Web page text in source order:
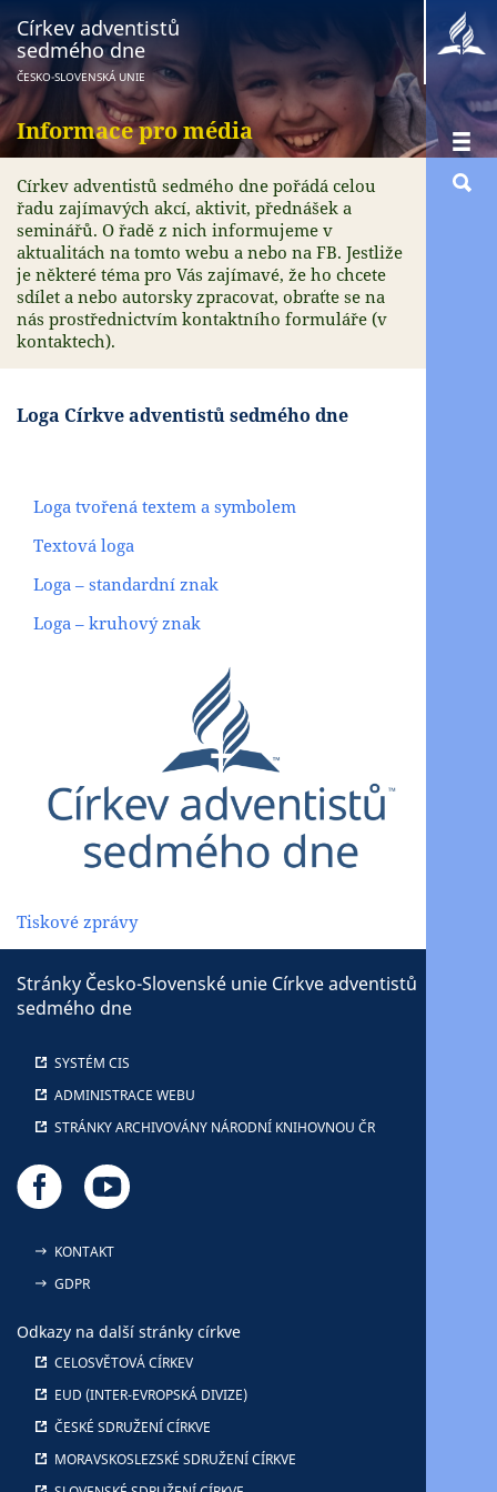
Církev adventistů
sedmého dne
ČESKO-SLOVENSKÁ UNIE
Informace pro média
Církev adventistů sedmého dne pořádá celou
řadu zajímavých akcí, aktivit, přednášek a
seminářů. O řadě z nich informujeme v
aktualitách na tomto webu a nebo na FB. Jestliže
je některé téma pro Vás zajímavé, že ho chcete
sdílet a nebo autorsky zpracovat, obraťte se na
nás prostřednictvím kontaktního formuláře (v
kontaktech).
Loga Církve adventistů sedmého dne
Loga tvořená textem a symbolem
Textová loga
Loga – standardní znak
Loga – kruhový znak
Tiskové zprávy
Stránky Česko-Slovenské unie Církve adventistů
sedmého dne
SYSTÉM CIS
ADMINISTRACE WEBU
STRÁNKY ARCHIVOVÁNY NÁRODNÍ KNIHOVNOU ČR
KONTAKT
GDPR
Odkazy na další stránky církve
CELOSVĚTOVÁ CÍRKEV
EUD (INTER-EVROPSKÁ DIVIZE)
ČESKÉ SDRUŽENÍ CÍRKVE
MORAVSKOSLEZSKÉ SDRUŽENÍ CÍRKVE